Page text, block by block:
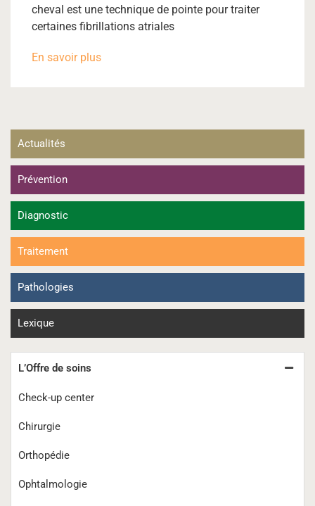
cheval est une technique de pointe pour traiter
certaines fibrillations atriales
En savoir plus
Actualités
Prévention
Diagnostic
Traitement
Pathologies
Lexique
L’Offre de soins
Check-up center
Chirurgie
Orthopédie
Ophtalmologie